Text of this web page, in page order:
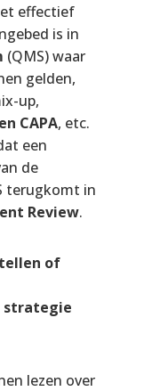
effectief
is in
(QMS) waar
gelden,
up,
CAPA, etc.
een
de
terugkomt in
Review.
of
strategie
lezen over